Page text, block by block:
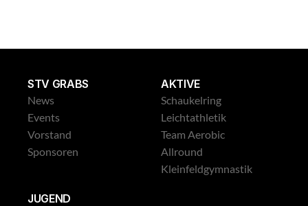
STV GRABS
News
Events
Vorstand
Sponsoren
AKTIVE
Schaukelring
Leichtathletik
Team Aerobic
Allround
Kleinfeldgymnastik
JUGEND